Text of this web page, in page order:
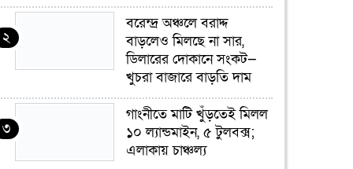
২
বরেন্দ্র অঞ্চলে বরাদ্দ
বাড়লেও মিলছে না সার,
ডিলারের দোকানে সংকট—
খুচরা বাজারে বাড়তি দাম
৩
গাংনীতে মাটি খুঁড়তেই মিলল
১০ ল্যান্ডমাইন, ৫ টুলবক্স;
এলাকায় চাঞ্চল্য